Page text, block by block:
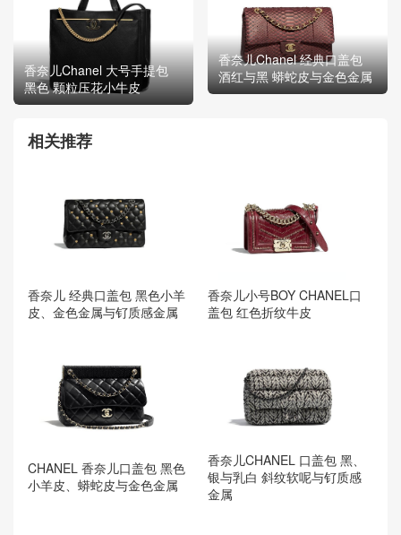
香奈儿Chanel 大号手提包
黑色 颗粒压花小牛皮
香奈儿Chanel 经典口盖包
酒红与黑 蟒蛇皮与金色金属
相关推荐
香奈儿 经典口盖包 黑色小羊
皮、金色金属与钌质感金属
香奈儿小号BOY CHANEL口
盖包 红色折纹牛皮
CHANEL 香奈儿口盖包 黑色
小羊皮、蟒蛇皮与金色金属
香奈儿CHANEL 口盖包 黑、
银与乳白 斜纹软呢与钌质感
金属